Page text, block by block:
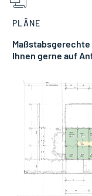
PLÄNE
Maßstabsgerechte
Ihnen gerne auf